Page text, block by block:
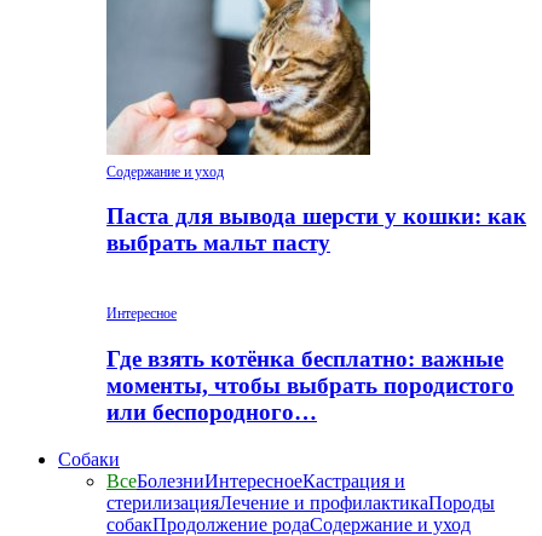
Содержание и уход
Паста для вывода шерсти у кошки: как
выбрать мальт пасту
Интересное
Где взять котёнка бесплатно: важные
моменты, чтобы выбрать породистого
или беспородного…
Собаки
ВсеБолезниИнтересноеКастрация и
стерилизацияЛечение и профилактикаПороды
собакПродолжение родаСодержание и уход